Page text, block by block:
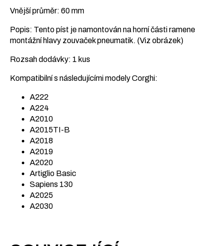
Vnější průměr: 60 mm
Popis: Tento píst je namontován na horní části ramene
montážní hlavy zouvaček pneumatik. (Viz obrázek)
Rozsah dodávky: 1 kus
Kompatibilní s následujícími modely Corghi:
A222
A224
A2010
A2015TI-B
A2018
A2019
A2020
Artiglio Basic
Sapiens 130
A2025
A2030